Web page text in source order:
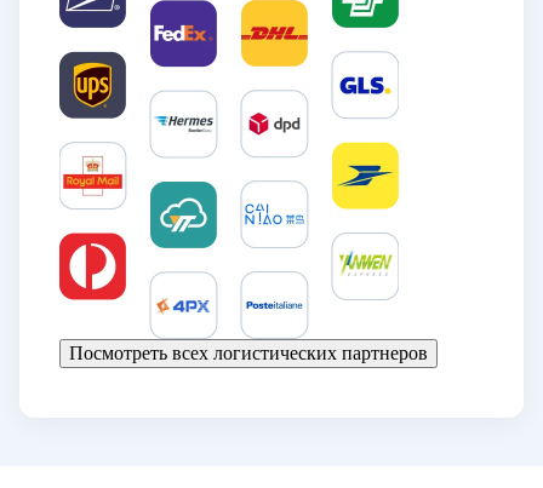
Посмотреть всех логистических партнеров